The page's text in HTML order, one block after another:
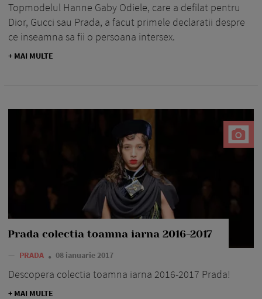
Topmodelul Hanne Gaby Odiele, care a defilat pentru
Dior, Gucci sau Prada, a facut primele declaratii despre
ce inseamna sa fii o persoana intersex.
+ MAI MULTE
Prada colectia toamna iarna 2016-2017
— PRADA 08 ianuarie 2017
Descopera colectia toamna iarna 2016-2017 Prada!
+ MAI MULTE